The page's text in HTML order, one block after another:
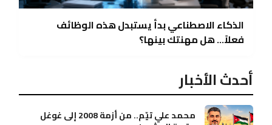
الذكاء الاصطناعي بدأ يستبدل هذه الوظائف
فعلاً… هل مهنتك بينها؟
أحدث الأخبار
محمد علي تيّم.. من أزمة 2008 إلى غوغل